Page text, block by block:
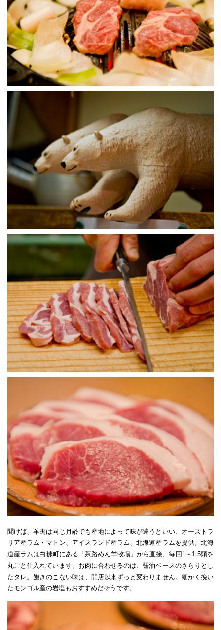
聞けば、羊肉は同じ月齢でも産地によって味が違うといい、オーストラ
リア産ラム・マトン、アイスランド産ラム、北海道産ラムを提供。北海
道産ラムは白糠町にある「茶路めん羊牧場」から直接、毎回1～1.5頭を
丸ごと仕入れています。お肉に合わせるのは、醤油ベースのさらりとし
たタレ。飽きのこない味は、開店以来ずっと変わりません。細かく挽い
たモンゴル産の岩塩もおすすめだそうです。